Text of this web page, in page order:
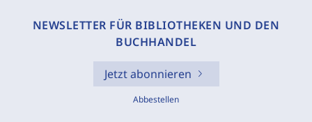
NEWSLETTER FÜR BIBLIOTHEKEN UND DEN
BUCHHANDEL
Jetzt abonnieren
Abbestellen